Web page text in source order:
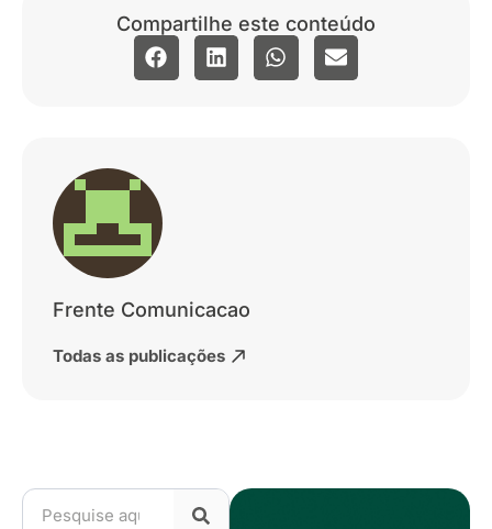
Compartilhe este conteúdo
Frente Comunicacao
Todas as publicações